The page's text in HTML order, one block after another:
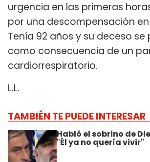
urgencia en las primeras
por una descompensación
Tenía 92 años y su deceso se
como consecuencia de un
cardiorrespiratorio.
L.L.
TAMBIÉN TE PUEDE INTERESAR
Habló el sobrino de
"Él ya no quería vivir"